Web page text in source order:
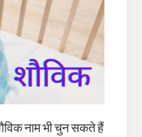
नाम भी चुन सकते हैं